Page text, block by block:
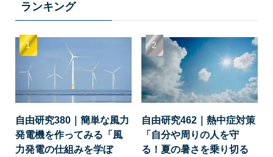
ランキング
自由研究380｜簡単な風力
発電機を作ってみる「風
力発電の仕組みを学ぼ
自由研究462｜熱中症対策
「自分や周りの人を守
る！夏の暑さを乗り切る